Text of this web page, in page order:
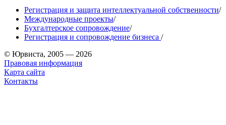
Регистрация и защита интеллектуальной собственности/
Международные проекты/
Бухгалтерское сопровождение/
Регистрация и сопровождение бизнеса /
© Юрвиста, 2005 — 2026
Правовая информация
Карта сайта
Контакты